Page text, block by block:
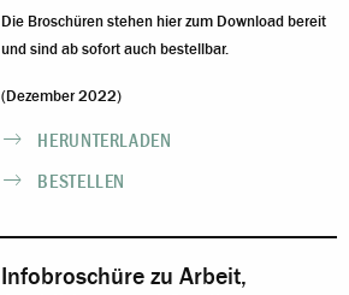
Die Broschüren stehen hier zum Download bereit
und sind ab sofort auch bestellbar.
(Dezember 2022)
HERUNTERLADEN
BESTELLEN
Infobroschüre zu Arbeit,